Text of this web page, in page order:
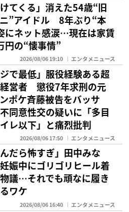
けてくる」消えた54歳“旧
”アイドル 8年ぶり“本
にネット感涙…現在は家賃
円の“懐事情”
2026/08/06 19:10 エンタメニュース
ジで最低」服役経験ある超
営者 懲役7年求刑の元
ポケ斉藤被告をバッサ
同意性交の疑いに「多目
レ以下」と痛烈批判
2026/08/06 17:50 エンタメニュース
んだら怖すぎ」田中みな
娠中にゴリゴリヒール着
議…それでも頑なに履き
ワケ
2026/08/06 16:40 エンタメニュース